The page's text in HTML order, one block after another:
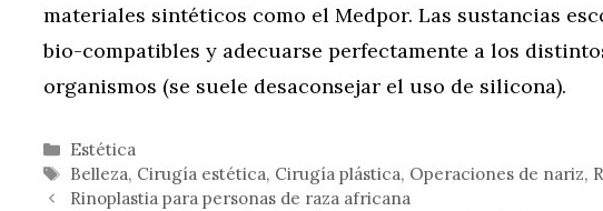
materiales sintéticos como el Medpor. Las sustancias
bio-compatibles y adecuarse perfectamente a los
organismos (se suele desaconsejar el uso de silicona).
Categorías
Estética
Etiquetas
Belleza, Cirugía estética, Cirugía plástica, Operaciones de nariz,
Rinoplastia para personas de raza africana